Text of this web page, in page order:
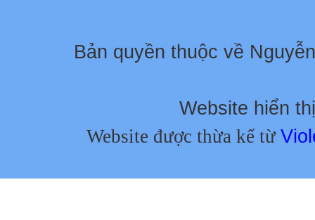
Bản quyền thuộc về
Website hiển
Website được thừa kế từ